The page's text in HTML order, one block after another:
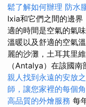
鬆了解如何辦理 防水
Ixia和它們之間的邊
適的時間是空氣的氣
溫暖以及舒適的空氣
麗的沙灘，土耳其里
（Antalya）在該國南
親人找到永遠的安放
師，讓您家裡的每個
高品質的外燴服務 每